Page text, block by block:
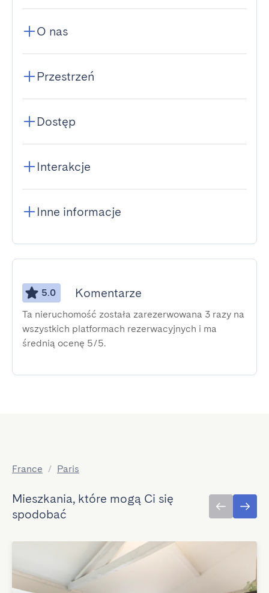
O nas
Przestrzeń
Dostęp
Interakcje
Inne informacje
5.0 Komentarze
Ta nieruchomość została zarezerwowana 3 razy na
wszystkich platformach rezerwacyjnych i ma
średnią ocenę 5/5.
France / Paris
Mieszkania, które mogą Ci się
spodobać